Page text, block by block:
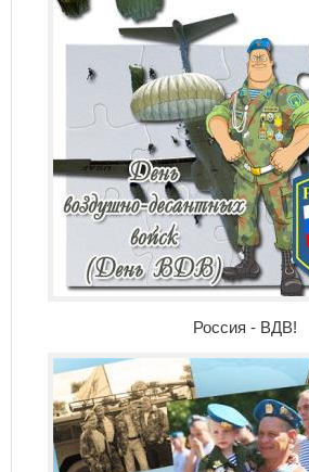
Россия - ВДВ!